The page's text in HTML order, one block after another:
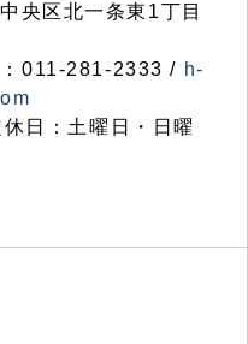
央区北一条東1丁目
011-281-2333 / h-
日：土曜日・日曜